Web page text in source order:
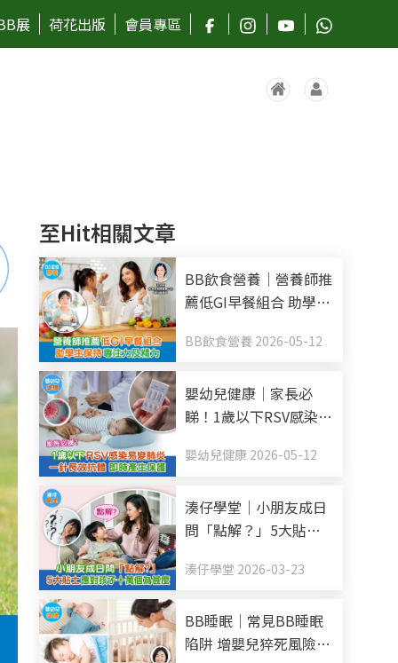
展 荷花出版 會員專區
至Hit相關文章
BB飲食營養｜營養師推
薦低GI早餐組合 助學生
BB飲食營養 2026-05-12
嬰幼兒健康｜家長必
睇！1歲以下RSV感染易
即時產生保護
嬰幼兒健康 2026-05-12
湊仔學堂｜小朋友成日
問「點解？」5大貼士
湊仔學堂 2026-03-23
BB睡眠｜常見BB睡眠
陷阱 增嬰兒猝死風險